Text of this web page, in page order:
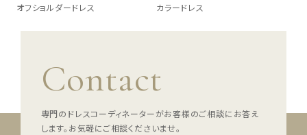
オフショルダードレス
カラードレス
Contact
専門のドレスコーディネーターがお客様のご相談にお答え
します。 お気軽にご相談くださいませ。